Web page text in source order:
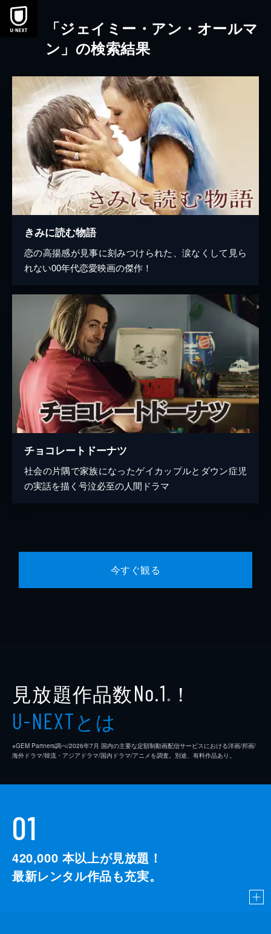
本文へスキップ
「ジェイミー・アン・オールマ
ン」の検索結果
きみに読む物語
恋の高揚感が見事に刻みつけられた、涙なくして見ら
れない00年代恋愛映画の傑作！
チョコレートドーナツ
社会の片隅で家族になったゲイカップルとダウン症児
の実話を描く号泣必至の人間ドラマ
今すぐ観る
見放題作品数No.1 ※ ！
U-NEXTとは
※GEM Partners調べ/2026年7⽉ 国内の主要な定額制動画配信サービスにおける洋画/邦画/
海外ドラマ/韓流・アジアドラマ/国内ドラマ/アニメを調査。別途、有料作品あり。
01
420,000 本以上が見放題！
最新レンタル作品も充実。